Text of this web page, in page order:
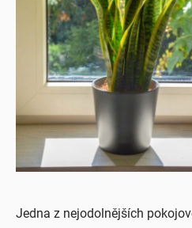
Jedna z nejodolnějších